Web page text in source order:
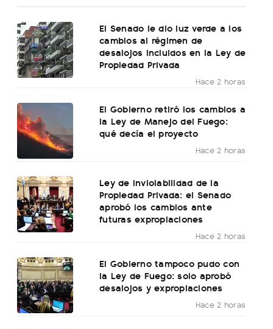
El Senado le dio luz verde a los
cambios al régimen de
desalojos incluidos en la Ley de
Propiedad Privada
Hace 2 horas
El Gobierno retiró los cambios a
la Ley de Manejo del Fuego:
qué decía el proyecto
Hace 2 horas
Ley de Inviolabilidad de la
Propiedad Privada: el Senado
aprobó los cambios ante
futuras expropiaciones
Hace 2 horas
El Gobierno tampoco pudo con
la Ley de Fuego: solo aprobó
desalojos y expropiaciones
Hace 2 horas